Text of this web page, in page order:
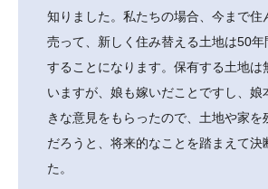
知りました。私たちの場合、今まで住
売って、新しく住み替える土地は50年
することになります。保有する土地は
いますが、娘も嫁いだことですし、娘
きな意見をもらったので、土地や家を
だろうと、将来的なことを踏まえて決
た。